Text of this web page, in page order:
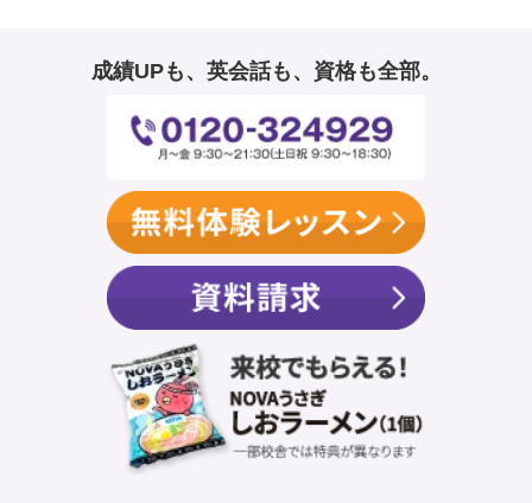
成績UPも、英会話も、資格も全部。